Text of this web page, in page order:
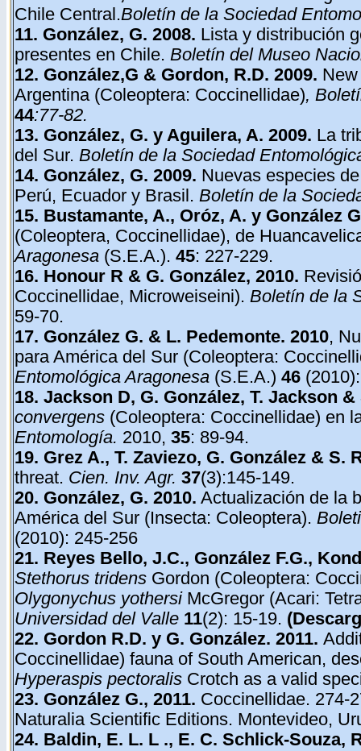
Chile Central.Boletín de la Sociedad
11. González, G. 2008. Lista y distribución
presentes en Chile. Boletín del Museo
12. González,G & Gordon, R.D. 2009.
Argentina (Coleoptera: Coccinellidae),
44:77-82.
13. González, G. y Aguilera, A. 2009. La
del Sur. Boletín de la Sociedad
14. González, G. 2009. Nuevas especies
Perú, Ecuador y Brasil. Boletín de la
15. Bustamante, A., Oróz, A. y González
(Coleoptera, Coccinellidae), de
Aragonesa (S.E.A.). 45: 227-229.
16. Honour R & G. González, 2010.
Coccinellidae, Microweiseini). Boletín de la
59-70.
17. González G. & L. Pedemonte. 2010,
para América del Sur (Coleoptera:
Entomológica Aragonesa (S.E.A.) 46
18. Jackson D, G. González, T. Jackson
convergens (Coleoptera: Coccinellidae) en
Entomología. 2010, 35: 89-94.
19. Grez A., T. Zaviezo, G. González & S.
threat. Cien. Inv. Agr. 37(3):145-149.
20. González, G. 2010. Actualización de la
América del Sur (Insecta: Coleoptera).
(2010): 245-256
21. Reyes Bello, J.C., González F.G.,
Stethorus tridens Gordon (Coleoptera:
Olygonychus yothersi McGregor (Acari:
Universidad del Valle 11(2): 15-19.
22. Gordon R.D. y G. González. 2011.
Coccinellidae) fauna of South American,
Hyperaspis pectoralis Crotch as a valid
23. González G., 2011. Coccinellidae. 274-
Naturalia Scientific Editions. Montevideo,
24. Baldin, E. L. L ., E. C. Schlick-Souza,